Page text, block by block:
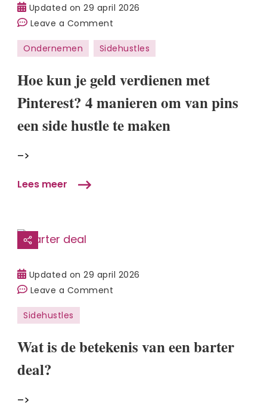
Updated on29 april 2026
Leave a Comment
Hoe
kun
geld
verdienen
Pinterest?
te
Ondernemen Sidehustles
Hoe kun je geld verdienen met
Pinterest? 4 manieren om van pins
een side hustle te maken
–>
Lees meer
Updated on29 april 2026
Leave a Comment
betekenis
Sidehustles
Wat is de betekenis van een barter
deal?
–>